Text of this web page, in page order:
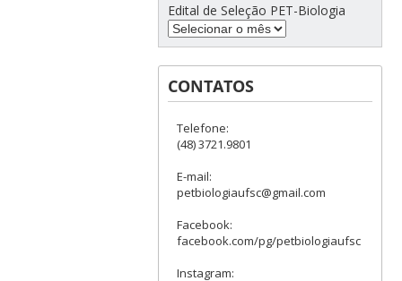
Edital de Seleção PET-Biologia
CONTATOS
Telefone:
(48) 3721.9801
E-mail:
petbiologiaufsc@gmail.com
Facebook:
facebook.com/pg/petbiologiaufsc
Instagram: